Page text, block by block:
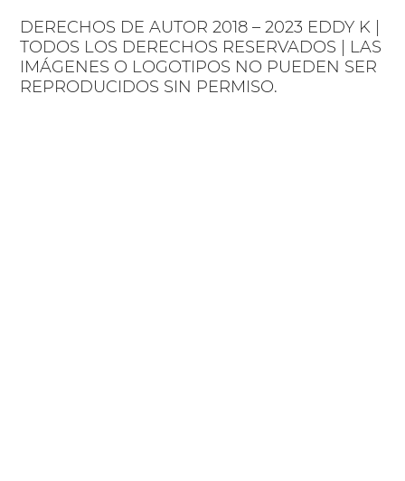
DERECHOS DE AUTOR 2018 – 2023 EDDY K |
TODOS LOS DERECHOS RESERVADOS | LAS
IMÁGENES O LOGOTIPOS NO PUEDEN SER
REPRODUCIDOS SIN PERMISO.